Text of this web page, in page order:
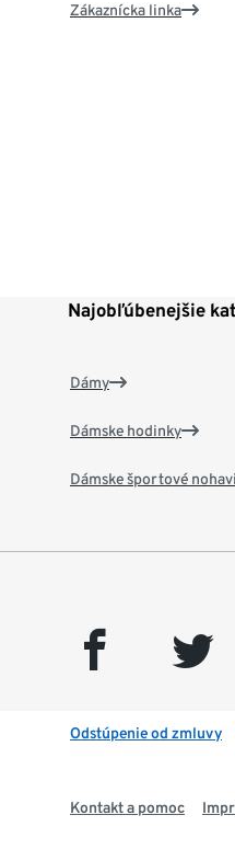
Zákaznícka linka
Najobľúbenejšie
Dámy
Dámske hodinky
Dámske športové
facebook twitter
Odstúpenie od zmluvy
Kontakt a pomoc